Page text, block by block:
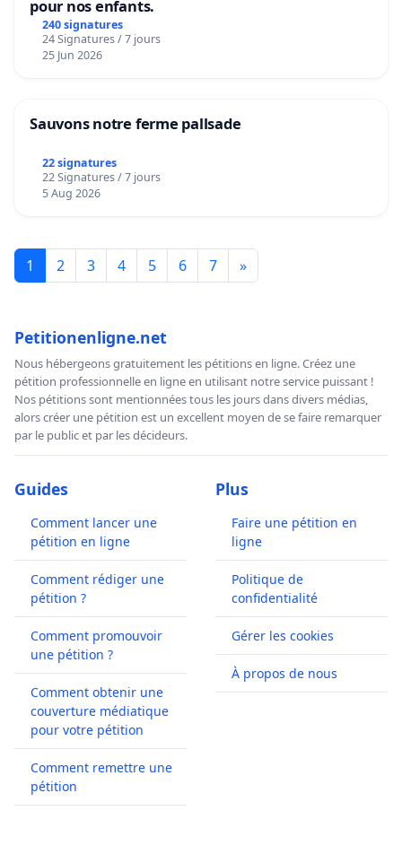
pour nos enfants.
240 signatures
24 Signatures / 7 jours
25 Jun 2026
Sauvons notre ferme pallsade
22 signatures
22 Signatures / 7 jours
5 Aug 2026
1 2 3 4 5 6 7 »
Petitionenligne.net
Nous hébergeons gratuitement les pétitions en ligne. Créez une
pétition professionnelle en ligne en utilisant notre service puissant !
Nos pétitions sont mentionnées tous les jours dans divers médias,
alors créer une pétition est un excellent moyen de se faire remarquer
par le public et par les décideurs.
Guides
Comment lancer une
pétition en ligne
Comment rédiger une
pétition ?
Comment promouvoir
une pétition ?
Comment obtenir une
couverture médiatique
pour votre pétition
Comment remettre une
pétition
Plus
Faire une pétition en
ligne
Politique de
confidentialité
Gérer les cookies
À propos de nous